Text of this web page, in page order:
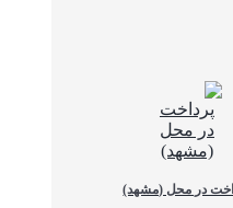
در محل (مشهد)